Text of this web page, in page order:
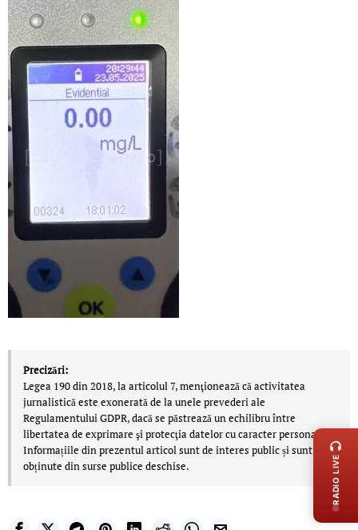
Precizări:
Legea 190 din 2018, la articolul 7, menţionează că activitatea
jurnalistică este exonerată de la unele prevederi ale
Regulamentului GDPR, dacă se păstrează un echilibru între
libertatea de exprimare şi protecţia datelor cu caracter personal.
Informațiile din prezentul articol sunt de interes public și sunt
obținute din surse publice deschise.
RADIO LIVE